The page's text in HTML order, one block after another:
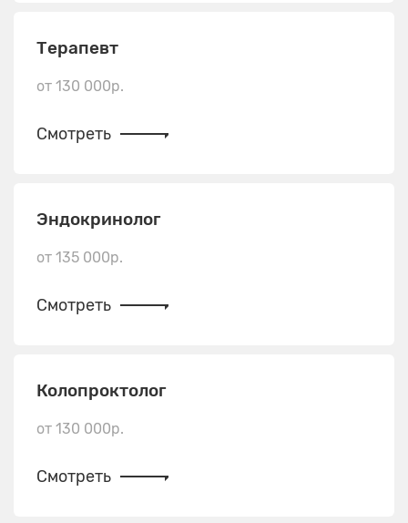
Терапевт
от 130 000р.
Смотреть
Эндокринолог
от 135 000р.
Смотреть
Колопроктолог
от 130 000р.
Смотреть